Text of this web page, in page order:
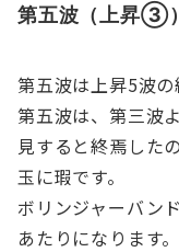
第五波（上昇③）
第五波は上昇5波の
第五波は、第三波
見すると終焉した
玉に瑕です。
ボリンジャーバン
あたりになります。